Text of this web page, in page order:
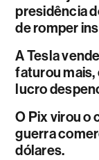
presidência
de romper
A Tesla
faturou mais,
lucro
O Pix virou o
guerra
dólares.